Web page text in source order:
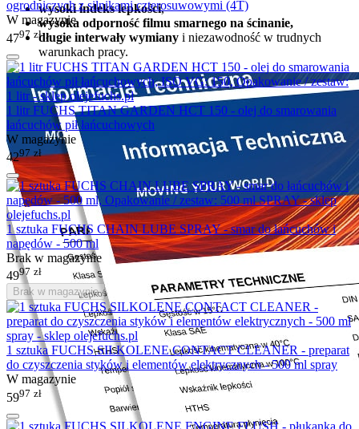
wysoki indeks lepkości,
wysoka odporność filmu smarnego na ścinanie,
długie interwały wymiany i niezawodność w trudnych
warunkach pracy.
ogrodniczych z silnikami czterosuwowymi (4T)
W magazynie
4797 zł
1 litr FUCHS TITAN GARDEN HCT 150 - olej do smarowania
łańcuchów pił łańcuchowych
W magazynie
4297 zł
1 sztuka FUCHS CHAIN LUBE SPRAY - smar do łańcuchów i
napędów - 500 ml
Brak w magazynie
4997 zł
Brak w magazynie
1 sztuka FUCHS SILKOLENE CONTACT CLEANER - preparat
do czyszczenia styków i elementów elektrycznych - 500 ml spray
W magazynie
5997 zł